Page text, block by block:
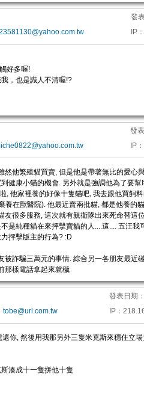
發
IP ：
好多喔!
，也是識人不清喔!?
發
IP ：
然他繁殖貓買賣, 但是他是帶著無比的愛心
健康小貓的機會. 另外就是強調他為了要
, 他家裡養的好像十隻貓吧, 我去跟他買飼
養在獸醫院). 他最近賣兩批貓, 都是他養的
友很多服務, 這次就有親衛隊出來死命替這
是純種貓在來抨擊賣貓的人....這.... 五汪我
抨擊版主的行為? :D
被詐騙三萬元的事情. 綜合另一各朋友最近
那樣電話拿起來就穢
發表日期：
tobe@url.com.tw IP ：
你, 然後用我那另外三隻米克斯來穩住立
湊成十一隻拼他十隻